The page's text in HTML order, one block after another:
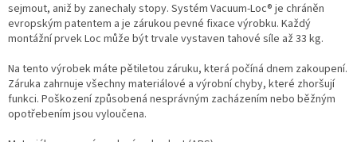
sejmout, aniž by zanechaly stopy. Systém Vacuum-Loc® je chráněn
evropským patentem a je zárukou pevné fixace výrobku. Každý
montážní prvek Loc může být trvale vystaven tahové síle až 33 kg.
Na tento výrobek máte pětiletou záruku, která počíná dnem zakoupení.
Záruka zahrnuje všechny materiálové a výrobní chyby, které zhoršují
funkci. Poškození způsobená nesprávným zacházením nebo běžným
opotřebením jsou vyloučena.